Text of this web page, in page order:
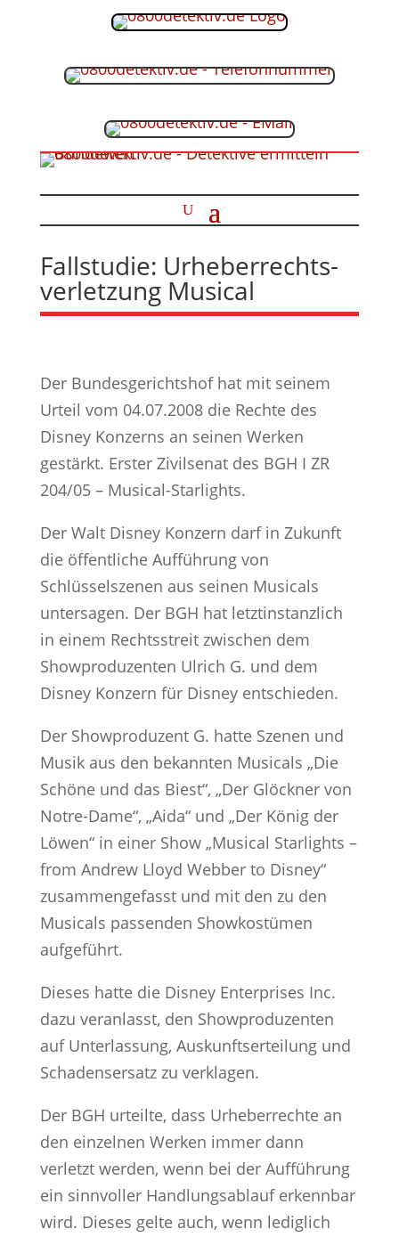
Fallstudie: Urheberrechts­
verletzung Musical
Der Bundesgerichtshof hat mit seinem
Urteil vom 04.07.2008 die Rechte des
Disney Konzerns an seinen Werken
gestärkt. Erster Zivilsenat des BGH I ZR
204/05 – Musical-Starlights.
Der Walt Disney Konzern darf in Zukunft
die öffentliche Aufführung von
Schlüsselszenen aus seinen Musicals
untersagen. Der BGH hat letztinstanzlich
in einem Rechtsstreit zwischen dem
Showproduzenten Ulrich G. und dem
Disney Konzern für Disney entschieden.
Der Showproduzent G. hatte Szenen und
Musik aus den bekannten Musicals „Die
Schöne und das Biest“, „Der Glöckner von
Notre-Dame“, „Aida“ und „Der König der
Löwen“ in einer Show „Musical Starlights –
from Andrew Lloyd Webber to Disney“
zusammengefasst und mit den zu den
Musicals passenden Showkostümen
aufgeführt.
Dieses hatte die Disney Enterprises Inc.
dazu veranlasst, den Showproduzenten
auf Unterlassung, Auskunftserteilung und
Schadensersatz zu verklagen.
Der BGH urteilte, dass Urheberrechte an
den einzelnen Werken immer dann
verletzt werden, wenn bei der Aufführung
ein sinnvoller Handlungsablauf erkennbar
wird. Dieses gelte auch, wenn lediglich